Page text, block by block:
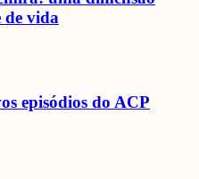
vida
episódios do ACP